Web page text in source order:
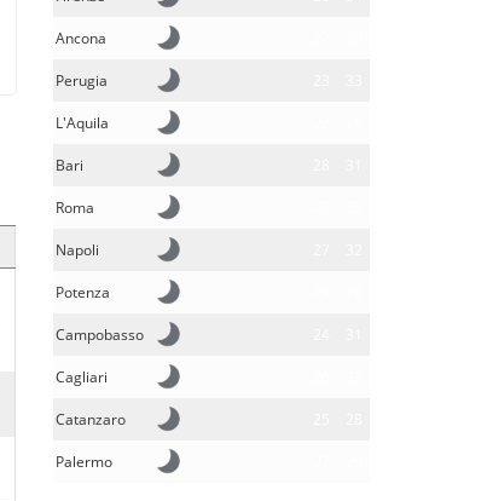
Ancona
Perugia
L'Aquila
Bari
Roma
Napoli
Potenza
Campobasso
Cagliari
Catanzaro
Palermo